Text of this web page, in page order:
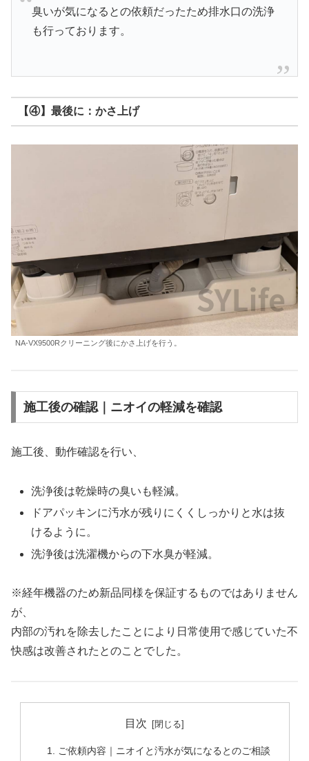
臭いが気になるとの依頼だったため排水口の洗浄
も行っております。
【④】最後に：かさ上げ
NA-VX9500Rクリーニング後にかさ上げを行う。
施工後の確認｜ニオイの軽減を確認
施工後、動作確認を行い、
洗浄後は乾燥時の臭いも軽減。
ドアパッキンに汚水が残りにくくしっかりと水は抜
けるように。
洗浄後は洗濯機からの下水臭が軽減。
※経年機器のため新品同様を保証するものではありません
が、
内部の汚れを除去したことにより日常使用で感じていた不
快感は改善されたとのことでした。
目次
ご依頼内容｜ニオイと汚水が気になるとのご相談